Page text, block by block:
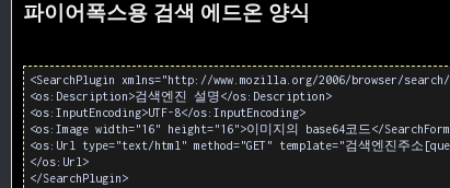
파이어폭스용 검색 에드온 양식
<SearchPlugin xmlns="http://www.mozilla.org/2006/browser/
<os:Description>검색엔진 설명</os:Description>
<os:InputEncoding>UTF-8</os:InputEncoding>
<os:Image width="16" height="16">이미지의 base64코드</
<os:Url type="text/html" method="GET" template="검색엔진주소
</os:Url>
</SearchPlugin>